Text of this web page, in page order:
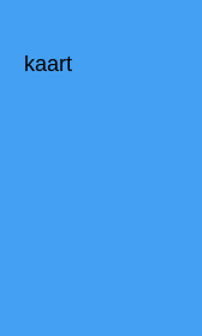
kaart